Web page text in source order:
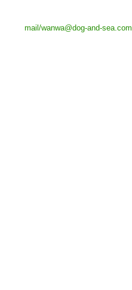
mail/wanwa@dog-and-sea.com